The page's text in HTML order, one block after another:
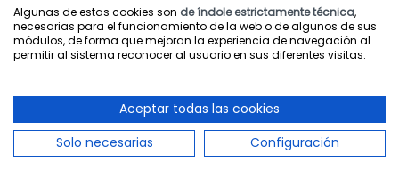
Juntos cuidamos la educación
Algunas de estas cookies son de índole estrictamente técnica,
necesarias para el funcionamiento de la web o de algunos de sus
módulos, de forma que mejoran la experiencia de navegación al
permitir al sistema reconocer al usuario en sus diferentes visitas.
Aceptar todas las cookies
Solo necesarias
Configuración